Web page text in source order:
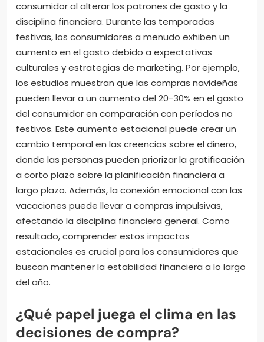
consumidor al alterar los patrones de gasto y la
disciplina financiera. Durante las temporadas
festivas, los consumidores a menudo exhiben un
aumento en el gasto debido a expectativas
culturales y estrategias de marketing. Por ejemplo,
los estudios muestran que las compras navideñas
pueden llevar a un aumento del 20-30% en el gasto
del consumidor en comparación con períodos no
festivos. Este aumento estacional puede crear un
cambio temporal en las creencias sobre el dinero,
donde las personas pueden priorizar la gratificación
a corto plazo sobre la planificación financiera a
largo plazo. Además, la conexión emocional con las
vacaciones puede llevar a compras impulsivas,
afectando la disciplina financiera general. Como
resultado, comprender estos impactos
estacionales es crucial para los consumidores que
buscan mantener la estabilidad financiera a lo largo
del año.
¿Qué papel juega el clima en las
decisiones de compra?